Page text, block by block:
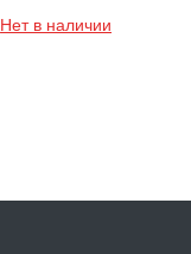
Нет в наличии